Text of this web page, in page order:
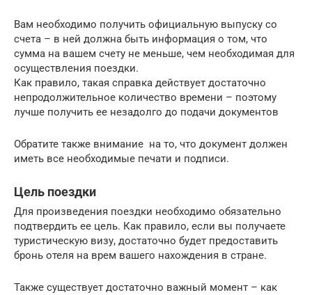
Вам необходимо получить официальную выпуску со
счета – в ней должна быть информация о том, что
сумма на вашем счету не меньше, чем необходимая для
осуществления поездки.
Как правило, такая справка действует достаточно
непродолжительное количество времени – поэтому
лучше получить ее незадолго до подачи документов
Обратите также внимание на то, что документ должен
иметь все необходимые печати и подписи.
Цель поездки
Для произведения поездки необходимо обязательно
подтвердить ее цель. Как правило, если вы получаете
туристическую визу, достаточно будет предоставить
бронь отеля на врем вашего нахождения в стране.
Также существует достаточно важный момент – как